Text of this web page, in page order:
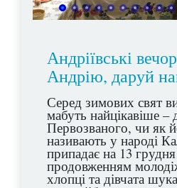
Андріївські
Андрію, даруй
Серед зимових свят
мабуть найцікавіше –
Первозваного, чи як
називають у народі
припадає на 13
продовженням
хлопці та дівчата